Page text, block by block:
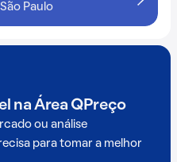
Paulo
na Área QPreço
ou análise
para tomar a melhor